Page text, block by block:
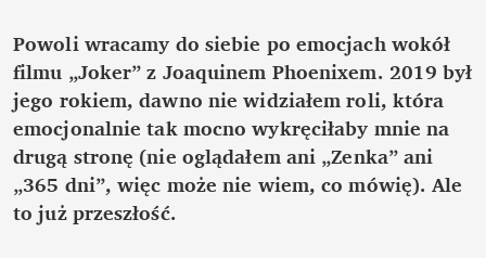
Powoli wracamy do siebie po emocjach wokół
filmu „Joker” z Joaquinem Phoenixem. 2019 był
jego rokiem, dawno nie widziałem roli, która
emocjonalnie tak mocno wykręciłaby mnie na
drugą stronę (nie oglądałem ani „Zenka” ani
„365 dni”, więc może nie wiem, co mówię). Ale
to już przeszłość.